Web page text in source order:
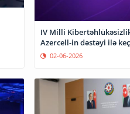
IV Milli
Azercell-in dəstəyi ilə
02-06-2026